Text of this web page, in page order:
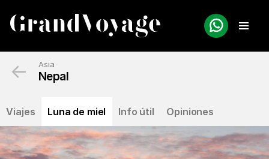
Asia
Nepal
Viajes Luna de miel Info útil Opiniones
←